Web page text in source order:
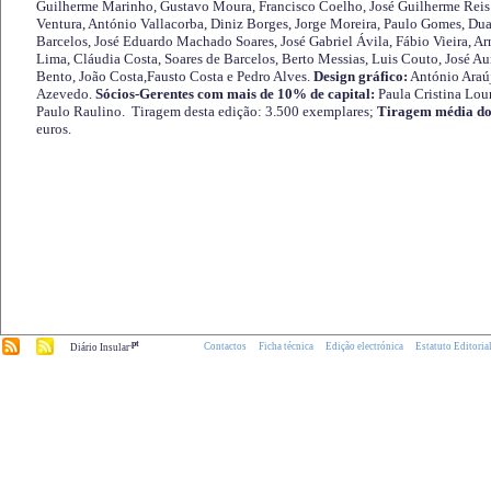
Guilherme Marinho, Gustavo Moura, Francisco Coelho, José Guilherme
Ventura, António Vallacorba, Diniz Borges, Jorge Moreira, Paulo Gomes,
Barcelos, José Eduardo Machado Soares, José Gabriel Ávila, Fábio Vieira,
Lima, Cláudia Costa, Soares de Barcelos, Berto Messias, Luis Couto, José
Bento, João Costa,Fausto Costa e Pedro Alves. Design gráfico: António
Azevedo. Sócios-Gerentes com mais de 10% de capital: Paula Cristina
Paulo Raulino. Tiragem desta edição: 3.500 exemplares; Tiragem média
euros.
Diário Insular.pt Contactos Ficha técnica Edição electrónica Estatuto Editorial